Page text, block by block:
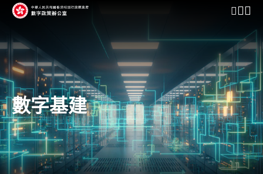
開啟行
數字基建